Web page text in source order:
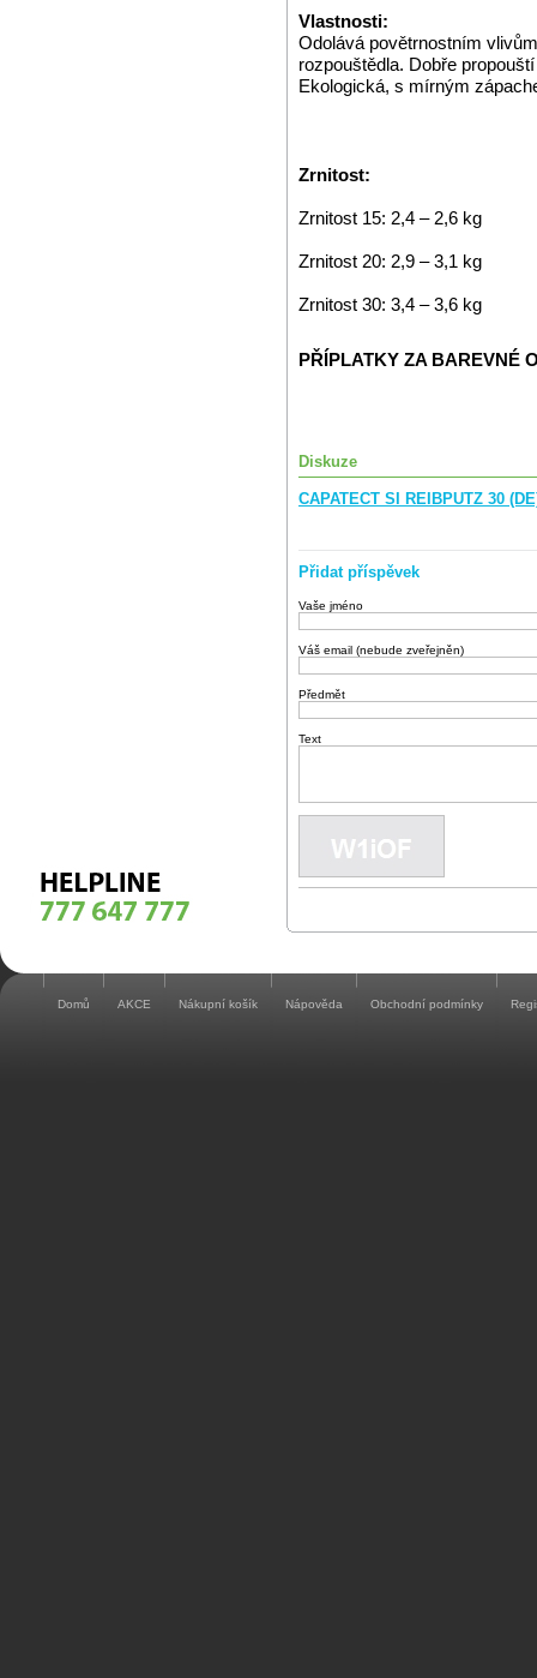
Vlastnosti:
Odolává povětrnostním
rozpouštědla. Dobře
Ekologická, s mírným
Zrnitost:
Zrnitost 15: 2,4 – 2,6 kg
Zrnitost 20: 2,9 – 3,1 kg
Zrnitost 30: 3,4 – 3,6 kg
PŘÍPLATKY ZA BAREVNÉ
Diskuze
CAPATECT SI REIBPUTZ 30
Přidat příspěvek
Vaše jméno
Váš email (nebude zveřejněn)
Předmět
Text
Domů AKCE Nákupní košík Nápověda Obchodní podmínky